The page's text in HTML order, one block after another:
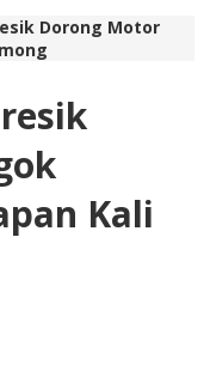
Dorong Motor
Kali